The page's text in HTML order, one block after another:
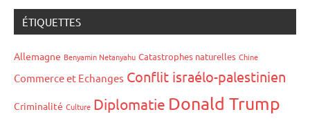
ÉTIQUETTES
Allemagne Benyamin Netanyahu Catastrophes naturelles Chine
Commerce et Echanges Conflit israélo-palestinien
Criminalité Culture Diplomatie Donald Trump